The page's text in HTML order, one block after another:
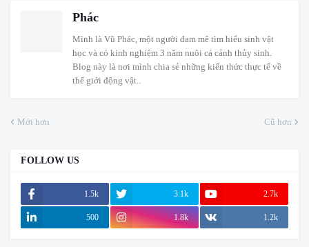
Phác
Mình là Vũ Phác, một người đam mê tìm hiểu sinh vật
học và có kinh nghiệm 3 năm nuôi cá cảnh thủy sinh.
Blog này là nơi mình chia sẻ những kiến thức thực tế về
thế giới động vật..
Mới hơn Cũ hơn
FOLLOW US
1.5k 3.1k 2.7k
500 1.8k 1.2k